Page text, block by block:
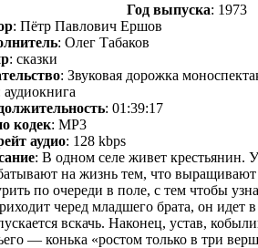
Год выпуска: 1973
: Пётр Павлович Ершов
: Олег Табаков
: сказки
: Звуковая дорожка
аудиокнига
: 01:39:17
кодек: MP3
аудио: 128 kbps
: В одном селе живет
на жизнь тем, что
по очереди в поле, с тем чтобы
черед младшего брата, он идет
вскачь. Наконец, устав,
— конька «ростом только в три